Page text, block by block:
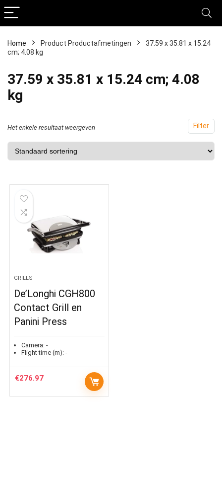
Home Product Productafmetingen
‎37.59 x 35.81 x 15.24
cm; 4.08 kg
‎37.59 x 35.81 x 15.24 cm; 4.08
kg
Filter
Het enkele resultaat weergeven
GRILLS
De’Longhi CGH800
Contact Grill en
Panini Press
Camera: -
Flight time (m): -
€276.97